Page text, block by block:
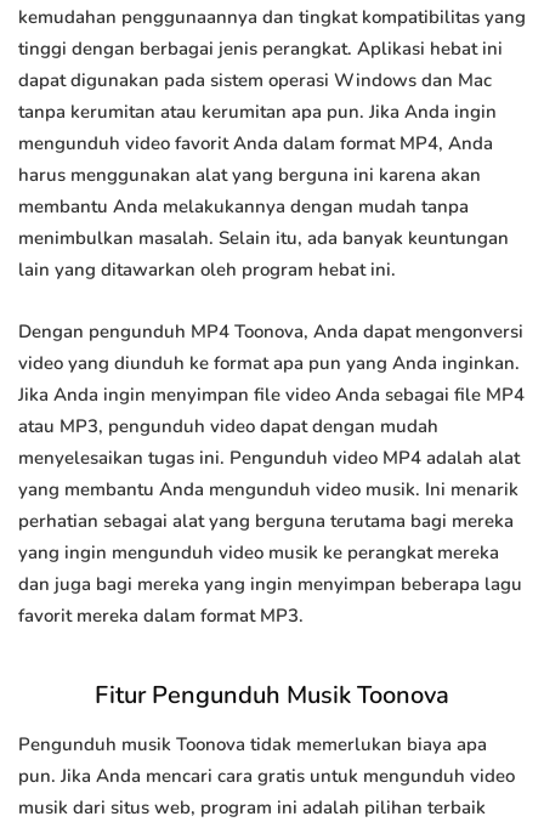
kemudahan penggunaannya dan tingkat kompatibilitas yang
tinggi dengan berbagai jenis perangkat. Aplikasi hebat ini
dapat digunakan pada sistem operasi Windows dan Mac
tanpa kerumitan atau kerumitan apa pun. Jika Anda ingin
mengunduh video favorit Anda dalam format MP4, Anda
harus menggunakan alat yang berguna ini karena akan
membantu Anda melakukannya dengan mudah tanpa
menimbulkan masalah. Selain itu, ada banyak keuntungan
lain yang ditawarkan oleh program hebat ini.
Dengan pengunduh MP4 Toonova, Anda dapat mengonversi
video yang diunduh ke format apa pun yang Anda inginkan.
Jika Anda ingin menyimpan file video Anda sebagai file MP4
atau MP3, pengunduh video dapat dengan mudah
menyelesaikan tugas ini. Pengunduh video MP4 adalah alat
yang membantu Anda mengunduh video musik. Ini menarik
perhatian sebagai alat yang berguna terutama bagi mereka
yang ingin mengunduh video musik ke perangkat mereka
dan juga bagi mereka yang ingin menyimpan beberapa lagu
favorit mereka dalam format MP3.
Fitur Pengunduh Musik Toonova
Pengunduh musik Toonova tidak memerlukan biaya apa
pun. Jika Anda mencari cara gratis untuk mengunduh video
musik dari situs web, program ini adalah pilihan terbaik